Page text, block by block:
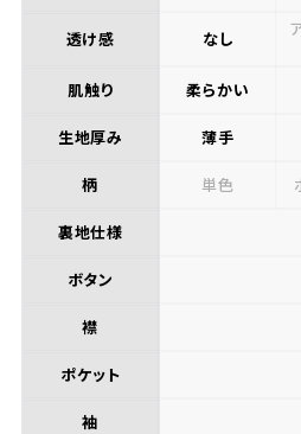
透け感 なし
肌触り 柔らかい
生地厚み 薄手
柄 単色
裏地仕様
ボタン
襟
ポケット
袖